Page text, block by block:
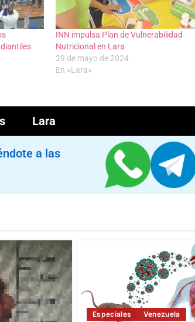
INN impulsa Plan de Vulnerabilidad
Nutricional en Lara
29 de mayo de 2024
En «Lara»
Lara
a las
Especiales Venezuela